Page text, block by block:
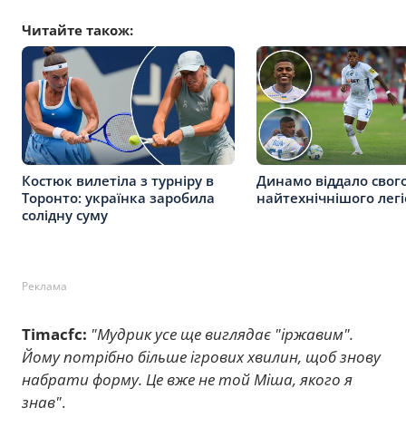
Читайте також:
Костюк вилетіла з турніру в
Торонто: українка заробила
солідну суму
Динамо віддало
найтехнічнішого
Реклама
Timacfc: "Мудрик усе ще виглядає "іржавим".
Йому потрібно більше ігрових хвилин, щоб знову
набрати форму. Це вже не той Міша, якого я
знав".